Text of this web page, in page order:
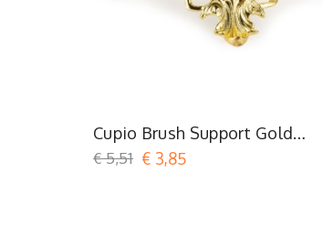
Cupio Brush Support Gold
Crown
€ 5,51 € 3,85